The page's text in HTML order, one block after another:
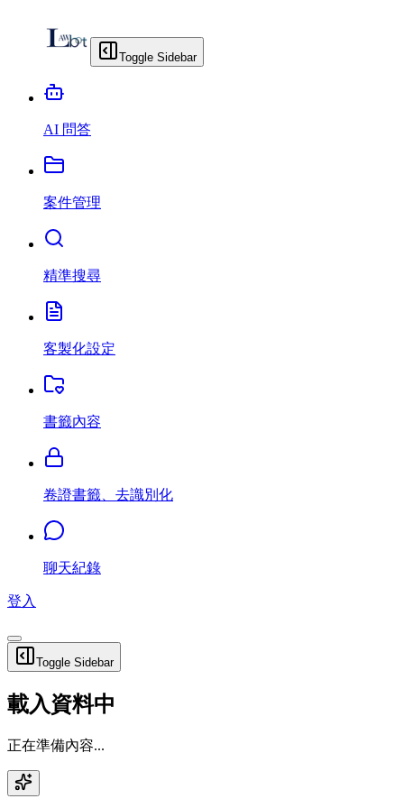
Toggle Sidebar
AI 問答
案件管理
精準搜尋
客製化設定
書籤內容
卷證書籤、去識別化
聊天紀錄
登入
Toggle Sidebar
載入資料中
正在準備內容...